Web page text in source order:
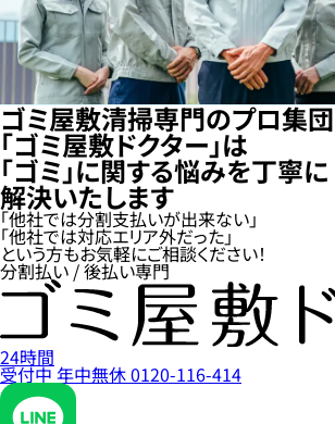
ゴミ屋敷清掃専門のプロ集団
「ゴミ屋敷ドクター」は
「ゴミ」に関する悩みを丁寧に
解決いたします
「他社では分割支払いが出来ない」
「他社では対応エリア外だった」
という方もお気軽にご相談ください！
分割払い / 後払い専門
24時間
受付中年中無休0120-116-414